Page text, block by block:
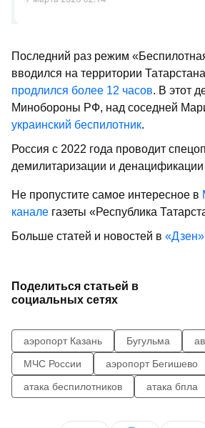
Последний раз режим
вводился на территории
продлился более 12 часов. В этот
Минобороны РФ, над соседней
украинский беспилотник.
Россия с 2022 года проводит
демилитаризации и
Не пропустите самое интересное в
канале газеты «Республика
Больше статей и новостей в «Дзен»
Поделиться статьей в
социальных сетях
аэропорт Казань Бугульма
МЧС России
аэропорт Бегишево
атака беспилотников
атака бпла